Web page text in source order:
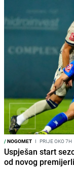
/NOGOMET I PRIJE OKO 7H
Uspješan start
od novog